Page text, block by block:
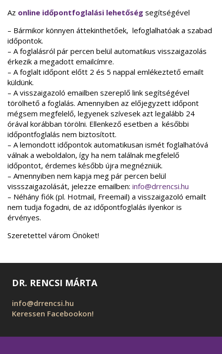
Az online időpontfoglalási lehetőség segítségével
– Bármikor könnyen áttekinthetőek, lefoglalhatóak a szabad
időpontok.
– A foglalásról pár percen belül automatikus visszaigazolás
érkezik a megadott emailcímre.
– A foglalt időpont előtt 2 és 5 nappal emlékeztető emailt
küldünk.
– A visszaigazoló emailben szereplő link segítségével
törölhető a foglalás. Amennyiben az előjegyzett időpont
mégsem megfelelő, legyenek szívesek azt legalább 24
órával korábban törölni. Ellenkező esetben a későbbi
időpontfoglalás nem biztosított.
– A lemondott időpontok automatikusan ismét foglalhatóvá
válnak a weboldalon, így ha nem találnak megfelelő
időpontot, érdemes később újra megnézniük.
– Amennyiben nem kapja meg pár percen belül
vissszaigazolását, jelezze emailben: info@drrencsi.hu
– Néhány fiók (pl. Hotmail, Freemail) a visszaigazoló emailt
nem tudja fogadni, de az időpontfoglalás ilyenkor is
érvényes.
Szeretettel várom Önöket!
DR. RENCSI MÁRTA
info@drrencsi.hu
Keressen Facebookon!